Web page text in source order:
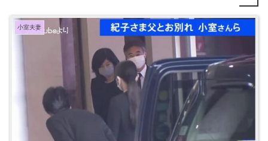
小室夫妻